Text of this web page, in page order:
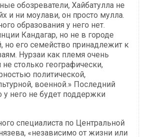
обозреватели, Хайбатулла не
и ни моулави, он просто мулла.
образования у него нет.
Кандагар, но не в городе
но его семейство принадлежит к
Нурзаи как племя очень
столько географически,
политической,
военной.» Последний
у него не будет поддержки
специалиста по Центральной
«независимо от жизни или